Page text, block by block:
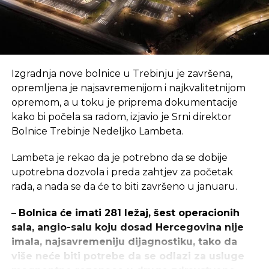
slijediti i druge općine u BiH.
REKLAMA
Uz hrvatskog člana Predsjedništva BiH, svečanosti
Bradara, predsjedateljica Doma naroda Parlamenta
Federacije BiH, Marinko Čavara, predsjednik
Federacije BiH, Josip Kvasina, predsjedatelj Sabora
predsjednik Vlade SBŽ.
Izvor: Fena
Izgradnja nove bolnice u Trebinju je završena,
opremljena je najsavremenijom i najkvalitetnijom
opremom, a u toku je priprema dokumentacije
kako bi počela sa radom, izjavio je Srni direktor
Bolnice Trebinje Nedeljko Lambeta.
Lambeta je rekao da je potrebno da se dobije
upotrebna dozvola i preda zahtjev za početak
rada, a nada se da će to biti završeno u januaru.
– Bolnica će imati 281 ležaj, šest operacionih
sala, angio-salu koju dosad Hercegovina nije
imala, najsavremeniju dijagnostiku, tako da
više neće biti potrebe da se odlazi za usluge